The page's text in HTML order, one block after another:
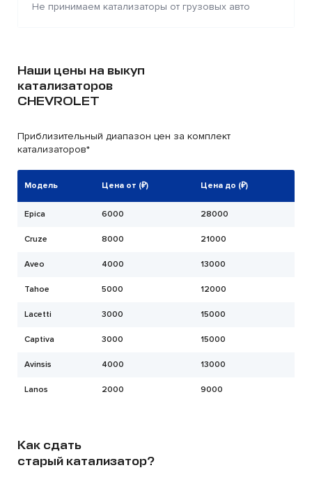
Не принимаем катализаторы от грузовых авто
Наши цены на выкуп
катализаторов
CHEVROLET
Приблизительный диапазон цен за комплект
катализаторов*
Модель Цена от (₽) Цена до (₽)
Epica 6000 28000
Cruze 8000 21000
Aveo 4000 13000
Tahoe 5000 12000
Lacetti 3000 15000
Captiva 3000 15000
Avinsis 4000 13000
Lanos 2000 9000
Как сдать
старый катализатор?